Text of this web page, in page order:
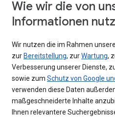
Wie wir die von
Informationen
Wir nutzen die im Rahmen
zur Bereitstellung, zurWartung,
Verbesserung unserer Dienste,
sowie zum Schutz von Google
verwenden diese Daten
maßgeschneiderte Inhalte
Ihnen relevantere